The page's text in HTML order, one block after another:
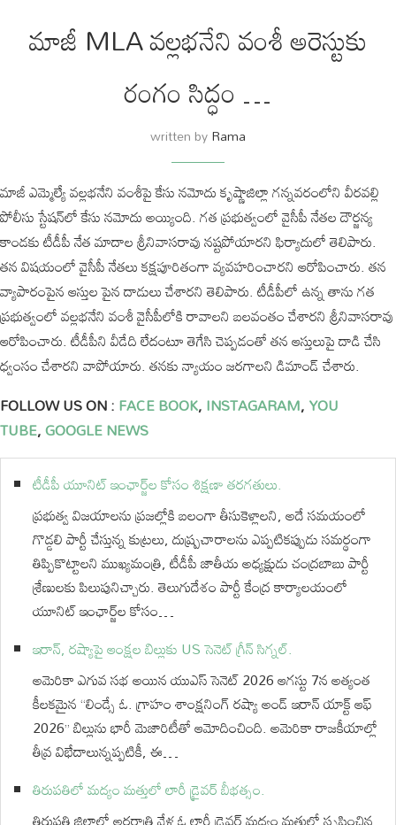
మాజీ MLA వల్లభనేని వంశీ అరెస్టుకు
రంగం సిద్ధం …
written byRama
మాజీ ఎమ్మెల్యే వల్లభనేని వంశీపై కేసు నమోదు కృష్ణాజిల్లా గన్నవరంలోని వీరవల్లి
పోలీసు స్టేషన్⁬లో కేసు నమోదు అయ్యింది. గత ప్రభుత్వంలో వైసీపీ నేతల దౌర్జన్య
కాండకు టీడీపీ నేత మాదాల శ్రీనివాసరావు నష్టపోయారని ఫిర్యాదులో తెలిపారు.
తన విషయంలో వైసీపీ నేతలు కక్షపూరితంగా వ్యవహరించారని ఆరోపించారు. తన
వ్యాపారంపైన ఆస్తుల పైన దాడులు చేశారని తెలిపారు. టీడీపీలో ఉన్న తాను గత
ప్రభుత్వంలో వల్లభనేని వంశీ వైసీపీలోకి రావాలని బలవంతం చేశారని శ్రీనివాసరావు
ఆరోపించారు. టీడీపీని వీడేది లేదంటూ తెగేసి చెప్పడంతో తన ఆస్తులుపై దాడి చేసి
ధ్వంసం చేశారని వాపోయారు. తనకు న్యాయం జరగాలని డిమాండ్ చేశారు.
FOLLOW US ON :FACE BOOK,INSTAGARAM,YOU
TUBE,GOOGLE NEWS
టీడీపీ యూనిట్ ఇంఛార్జ్‌ల కోసం శిక్షణా తరగతులు.
ప్రభుత్వ విజయాలను ప్రజల్లోకి బలంగా తీసుకెళ్లాలని, అదే సమయంలో
గొడ్డలి పార్టీ చేస్తున్న కుట్రలు, దుష్ప్రచారాలను ఎప్పటికప్పుడు సమర్థంగా
తిప్పికొట్టాలని ముఖ్యమంత్రి, టీడీపీ జాతీయ అధ్యక్షుడు చంద్రబాబు పార్టీ
శ్రేణులకు పిలుపునిచ్చారు. తెలుగుదేశం పార్టీ కేంద్ర కార్యాలయంలో
యూనిట్ ఇంఛార్జ్‌ల కోసం…
ఇరాన్, రష్యాపై ఆంక్షల బిల్లుకు US సెనెట్ గ్రీన్ సిగ్నల్.
అమెరికా ఎగువ సభ అయిన యుఎస్ సెనెట్ 2026 ఆగస్టు 7న అత్యంత
కీలకమైన “లిండ్సే ఓ. గ్రాహం శాంక్షనింగ్ రష్యా అండ్ ఇరాన్ యాక్ట్ ఆఫ్
2026” బిల్లును భారీ మెజారిటీతో ఆమోదించింది. అమెరికా రాజకీయాల్లో
తీవ్ర విభేదాలున్నప్పటికీ, ఈ…
తిరుపతిలో మద్యం మత్తులో లారీ డ్రైవర్ బీభత్సం.